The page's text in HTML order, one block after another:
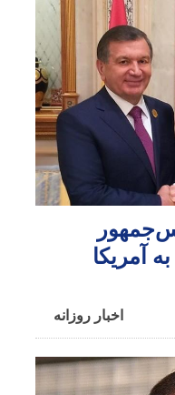
آمریکا
اخبار روزانه